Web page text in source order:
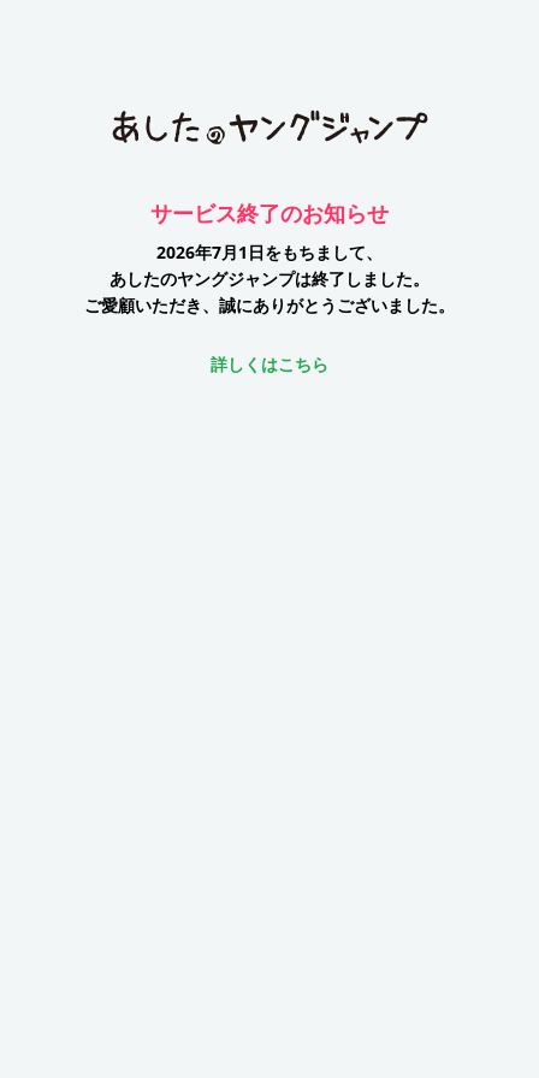
サービス終了のお知らせ
2026年7月1日をもちまして、
あしたのヤングジャンプは終了しました。
ご愛顧いただき、誠にありがとうございました。
詳しくはこちら